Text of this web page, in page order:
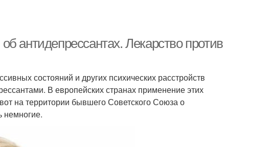
антидепрессантах. Лекарство против
состояний и других психических расстройств
В европейских странах применение этих
на территории бывшего Советского Союза о
немногие.